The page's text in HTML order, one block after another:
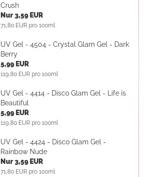
Crush
Nur 3,59 EUR
71,80 EUR pro 100ml
UV Gel - 4504 - Crystal Glam Gel - Dark
Berry
5,99 EUR
119,80 EUR pro 100ml
UV Gel - 4414 - Disco Glam Gel - Life is
Beautiful
5,99 EUR
119,80 EUR pro 100ml
UV Gel - 4424 - Disco Glam Gel -
Rainbow Nude
Nur 3,59 EUR
71,80 EUR pro 100ml